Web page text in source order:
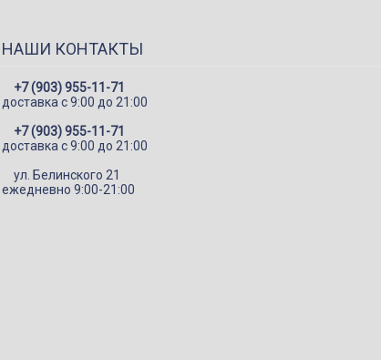
НАШИ КОНТАКТЫ
+7 (903) 955-11-71
доставка c 9:00 до 21:00
+7 (903) 955-11-71
доставка c 9:00 до 21:00
ул. Белинского 21
ежедневно 9:00-21:00